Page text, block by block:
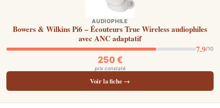
AUDIOPHILE
Bowers & Wilkins Pi6 – Écouteurs True Wireless audiophiles
avec ANC adaptatif
7.9/10
250 €
prix constaté
Voir la fiche →